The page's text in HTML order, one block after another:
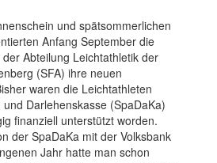
und spätsommerlichen
Anfang September die
Abteilung Leichtathletik der
(SFA) ihre neuen
waren die Leichtathleten
Darlehenskasse (SpaDaKa)
finanziell unterstützt worden.
der SpaDaKa mit der Volksbank
Jahr hatte man schon